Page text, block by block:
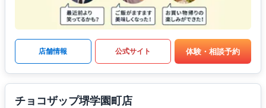
店舗情報 公式サイト 体験・相談予約
チョコザップ堺学園町店